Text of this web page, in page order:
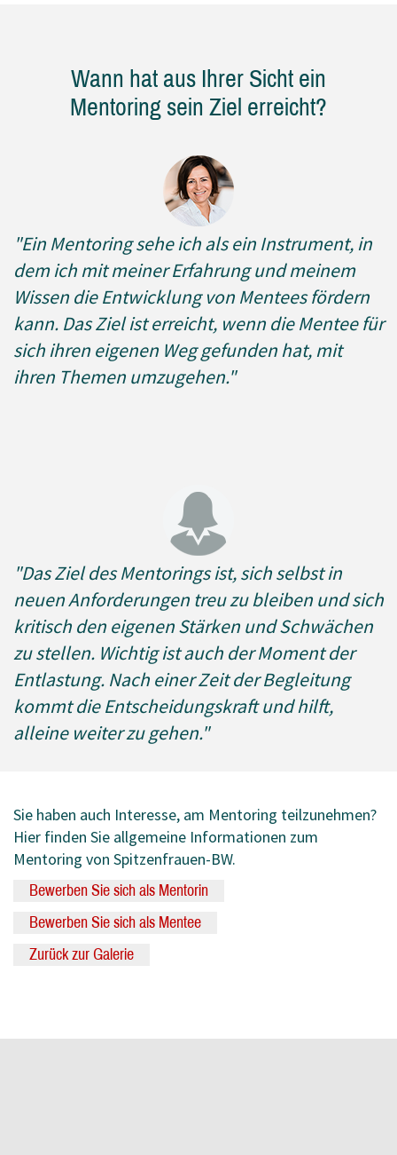
Wann hat aus Ihrer Sicht ein
Mentoring sein Ziel erreicht?
"Ein Mentoring sehe ich als ein Instrument, in
dem ich mit meiner Erfahrung und meinem
Wissen die Entwicklung von Mentees fördern
kann. Das Ziel ist erreicht, wenn die Mentee für
sich ihren eigenen Weg gefunden hat, mit
ihren Themen umzugehen."
"Das Ziel des Mentorings ist, sich selbst in
neuen Anforderungen treu zu bleiben und sich
kritisch den eigenen Stärken und Schwächen
zu stellen. Wichtig ist auch der Moment der
Entlastung. Nach einer Zeit der Begleitung
kommt die Entscheidungskraft und hilft,
alleine weiter zu gehen."
Sie haben auch Interesse, am Mentoring teilzunehmen?
Hier finden Sie allgemeine Informationen zum
Mentoring von Spitzenfrauen-BW.
Bewerben Sie sich als Mentorin
Bewerben Sie sich als Mentee
Zurück zur Galerie